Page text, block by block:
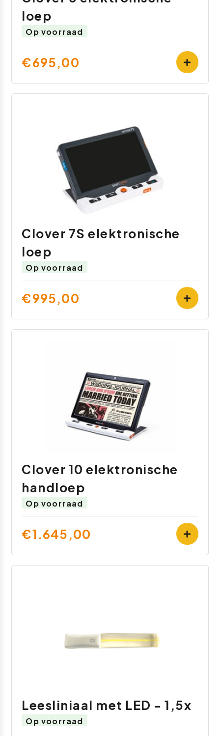
loep
Op voorraad
€695,00
Clover 7S elektronische
loep
Op voorraad
€995,00
Clover 10 elektronische
handloep
Op voorraad
€1.645,00
Leesliniaal met LED - 1,5x
Op voorraad